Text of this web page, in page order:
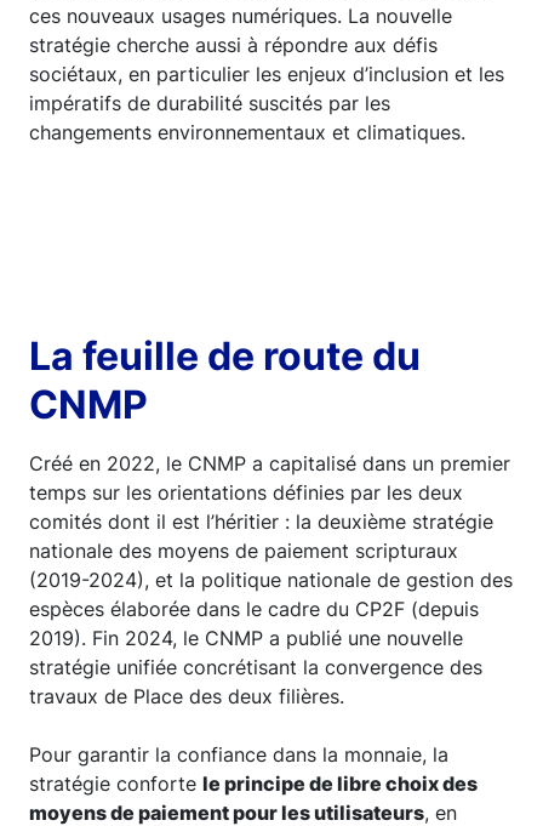
ces nouveaux usages numériques. La nouvelle
stratégie cherche aussi à répondre aux défis
sociétaux, en particulier les enjeux d’inclusion et les
impératifs de durabilité suscités par les
changements environnementaux et climatiques.
La feuille de route du
CNMP
Créé en 2022, le CNMP a capitalisé dans un premier
temps sur les orientations définies par les deux
comités dont il est l’héritier : la deuxième stratégie
nationale des moyens de paiement scripturaux
(2019-2024), et la politique nationale de gestion des
espèces élaborée dans le cadre du CP2F (depuis
2019). Fin 2024, le CNMP a publié une nouvelle
stratégie unifiée concrétisant la convergence des
travaux de Place des deux filières.
Pour garantir la confiance dans la monnaie, la
stratégie conforte le principe de libre choix des
moyens de paiement pour les utilisateurs, en